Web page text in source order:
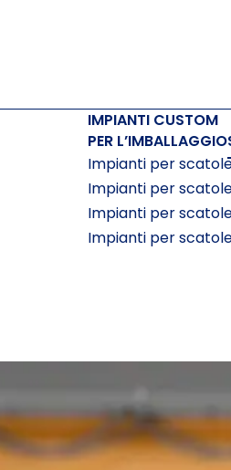
IMPIANTI CUSTOM
PER L’IMBALLAGGIO
Impianti per scatole
Impianti per
Impianti per
Impianti per